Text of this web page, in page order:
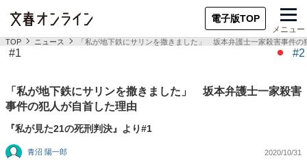
電子版TOP
メニュー
TOP ニュース 「私が地下鉄にサリンを撒きました」 坂本弁護士一家殺害事件の
#1 #2
「私が地下鉄にサリンを撒きました」 坂本弁護士一家殺害
事件の犯人が自首した理由
『私が見た21の死刑判決』より#1
青沼 陽一郎 2020/10/31